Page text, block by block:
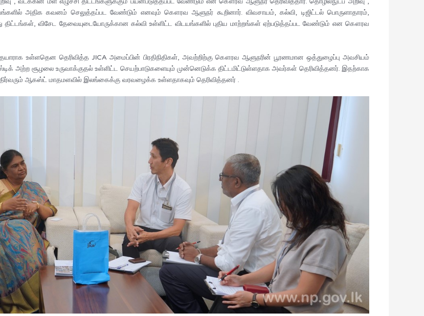
அதிக கவனம் செலுத்தப்பட வேண்டும் எனவும் கௌரவ ஆளுநர் கூறினார். விவசாயம், கல்வி, டிஜிட்டல் பொருளாதாரம்,
திட்டங்கள், விசேட தேவையுடையோருக்கான கல்வி உள்ளிட்ட விடயங்களில் புதிய மாற்றங்கள் ஏற்படுத்தப்பட வேண்டும் என கௌரவ
உள்ளதென தெரிவித்த JICA அமைப்பின் பிரதிநிதிகள், அவற்றிற்கு கௌரவ ஆளுநரின் பூரணமான ஒத்துழைப்பு அவசியம்
அற்ற சூழலை உருவாக்குதல் உள்ளிட்ட செயற்பாடுகளையும் முன்னெடுக்க திட்டமிட்டுள்ளதாக அவர்கள் தெரிவித்தனர். இதற்காக
ஆகஸ்ட் மாதமளவில் இலங்கைக்கு வரவழைக்க உள்ளதாகவும் தெரிவித்தனர் .